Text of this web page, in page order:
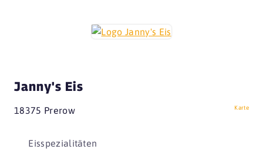
Janny's Eis
18375 Prerow Karte
Eisspezialitäten